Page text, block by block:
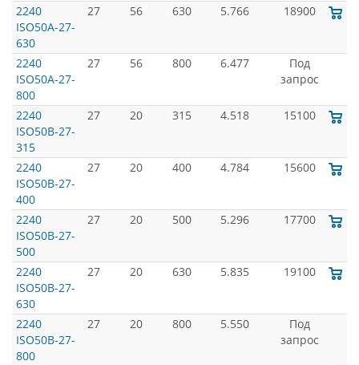
2240
ISO50A-27-
630
27 56 630 5.766 18900
2240
ISO50A-27-
800
27 56 800 6.477
Под
запрос
2240
ISO50B-27-
315
27 20 315 4.518 15100
2240
ISO50B-27-
400
27 20 400 4.784 15600
2240
ISO50B-27-
500
27 20 500 5.296 17700
2240
ISO50B-27-
630
27 20 630 5.835 19100
2240
ISO50B-27-
800
27 20 800 5.550
Под
запрос